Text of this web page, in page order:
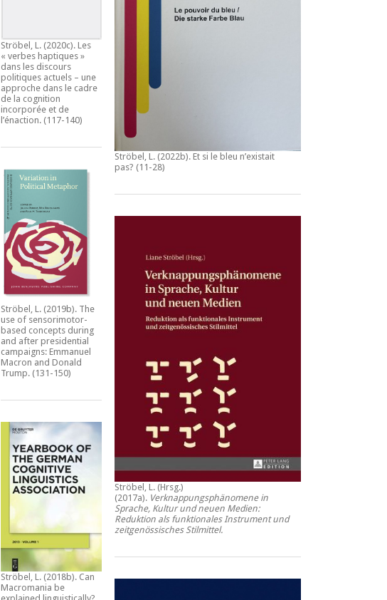
Ströbel, L. (2020c). Les
« verbes haptiques »
dans les discours
politiques actuels – une
approche dans le cadre
de la cognition
incorporée et de
l’énaction.(117-140)
Ströbel, L. (2019b). The
use of sensorimotor-
based concepts during
and after presidential
campaigns: Emmanuel
Macron and Donald
Trump.(131-150)
Ströbel, L. (2018b). Can
Macromania be
Ströbel, L. (2022b). Et si le bleu n’existait
pas? (11-28)
Ströbel, L. (Hrsg.)
(2017a). Verknappungsphänomene in
Sprache, Kultur und neuen Medien:
Reduktion als funktionales Instrument und
zeitgenössisches Stilmittel.